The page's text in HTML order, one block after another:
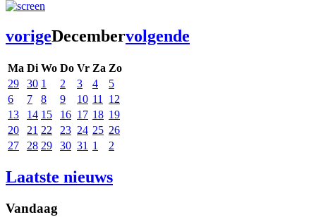
vorigeDecembervolgende
Ma Di Wo Do Vr Za Zo
29
30 1 2 3 4
5
6
7 8 9 10 11
12
13
14 15 16 17 18 19
20
21 22 23 24 25 26
27
28 29 30 31 1 2
Laatste nieuws
Vandaag